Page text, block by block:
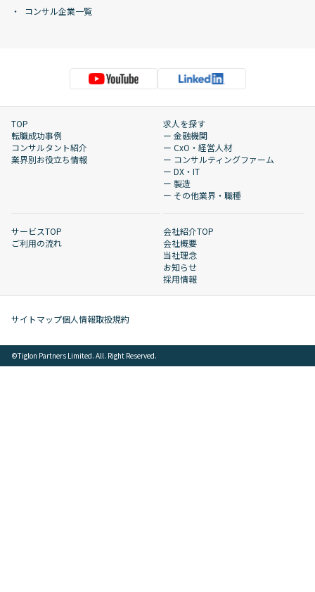
コンサル企業一覧
TOP
転職成功事例
コンサルタント紹介
業界別お役立ち情報
求人を探す
ー 金融機関
ー CxO・経営人材
ー コンサルティングファーム
ー DX・IT
ー 製造
ー その他業界・職種
サービスTOP
ご利用の流れ
会社紹介TOP
会社概要
当社理念
お知らせ
採用情報
サイトマップ個人情報取扱規約
©︎Tiglon Partners Limited. All. Right Reserved.